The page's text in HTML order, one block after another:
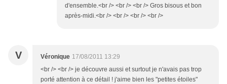
d'ensemble.<br /> <br /> <br /> Gros bisous et bon
après-midi.<br /> <br /> <br /> <br />
V Véronique 17/08/2011 13:29
<br /> <br /> je découvre aussi et surtout je n'avais pas trop
porté attention à ce détail ! j'aime bien les "petites étoiles"